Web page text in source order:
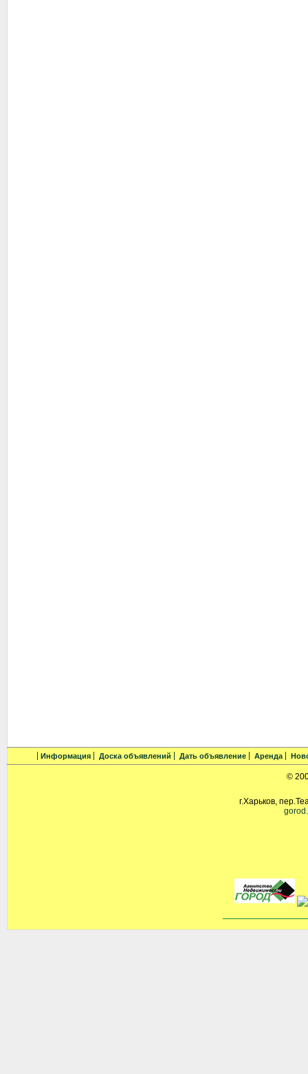
Информация Доска объявлений Дать объявление Аренда
©
г.Харьков,